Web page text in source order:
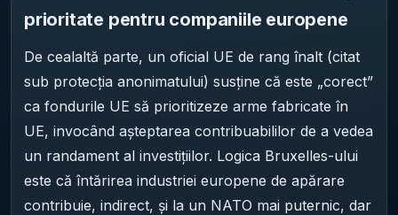
prioritate pentru companiile europene
De cealaltă parte, un oficial UE de rang înalt (citat
sub protecția anonimatului) susține că este „corect”
ca fondurile UE să prioritizeze arme fabricate în
UE, invocând așteptarea contribuabililor de a vedea
un randament al investițiilor. Logica Bruxelles-ului
este că întărirea industriei europene de apărare
contribuie, indirect, și la un NATO mai puternic, dar